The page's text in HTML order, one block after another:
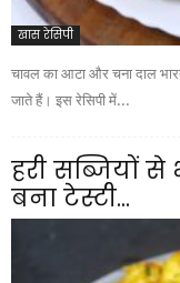
खास रेसिपी
चावल का आटा और चना दाल
जाते हैं। इस रेसिपी में...
हरी सब्जियों
बना टेस्टी...